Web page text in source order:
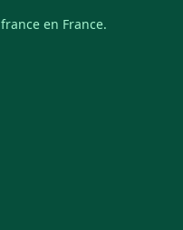
en France.